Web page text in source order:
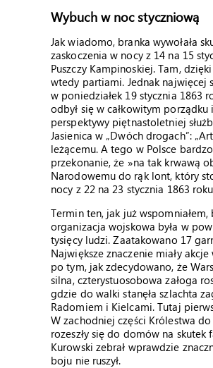
Wybuch w noc styczniową
Jak wiadomo, branka wywołała
zaskoczenia w nocy z 14 na 15
Puszczy Kampinoskiej. Tam,
wtedy partiami. Jednak najwięcej
w poniedziałek 19 stycznia 1863
odbył się w całkowitym
perspektywy piętnastoletniej
Jasienica w „Dwóch drogach”:
leżącemu. A tego w Polsce
przekonanie, że »na tak krwawą
Narodowemu do rąk lont, który
nocy z 22 na 23 stycznia 1863
Termin ten, jak już
organizacja wojskowa była w
tysięcy ludzi. Zaatakowano 17
Największe znaczenie miały
po tym, jak zdecydowano, że
silna, czterystuosobowa załoga
gdzie do walki stanęła szlachta
Radomiem i Kielcami. Tutaj
W zachodniej części Królestwa
rozeszły się do domów na
Kurowski zebrał wprawdzie
boju nie ruszył.